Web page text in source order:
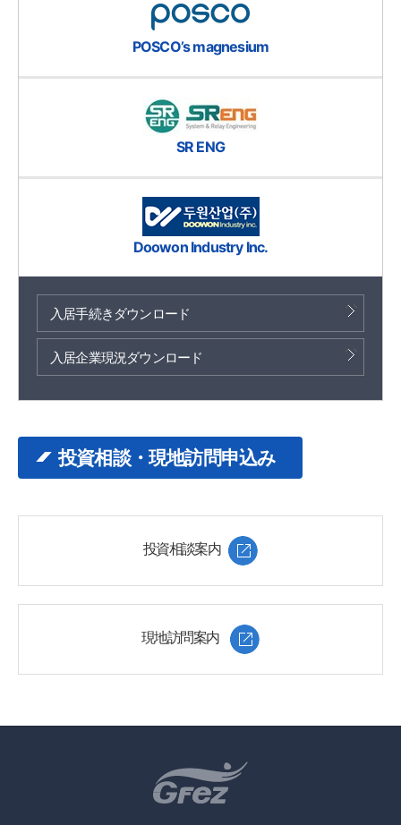
POSCO’s magnesium
SR ENG
Doowon Industry Inc.
入居手続きダウンロード
入居企業現況ダウンロード
投資相談・現地訪問申込み
投資相談案内
現地訪問案内